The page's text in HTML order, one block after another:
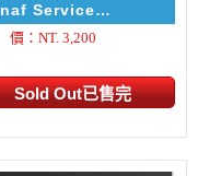
Service
拉力競賽車
：NT. 3,200